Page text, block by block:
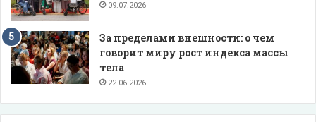
09.07.2026
За пределами внешности: о чем
говорит миру рост индекса массы
тела
22.06.2026